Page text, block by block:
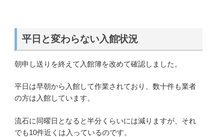
平日と変わらない入館状況
朝申し送りを終えて入館簿を改めて確認しました。
平日は早朝から入館して作業されており、数十件も業者
の方は入館しています。
流石に同曜日となると半分くらいには減りますが、それ
でも10件近くは入っているのです。